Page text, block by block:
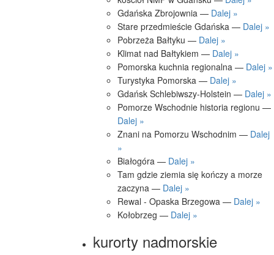
Gdańska Zbrojownia — Dalej »
Stare przedmieście Gdańska — Dalej »
Pobrzeża Bałtyku — Dalej »
Klimat nad Bałtykiem — Dalej »
Pomorska kuchnia regionalna — Dalej »
Turystyka Pomorska — Dalej »
Gdańsk Schlebiwszy-Holstein — Dalej »
Pomorze Wschodnie historia regionu —
Dalej »
Znani na Pomorzu Wschodnim — Dalej
»
Białogóra — Dalej »
Tam gdzie ziemia się kończy a morze
zaczyna — Dalej »
Rewal - Opaska Brzegowa — Dalej »
Kołobrzeg — Dalej »
kurorty nadmorskie